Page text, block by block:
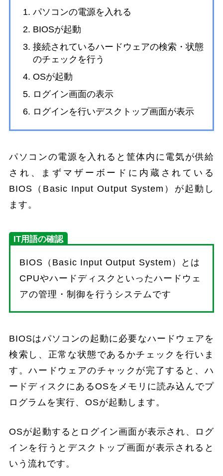
パソコンの電源を入れる
BIOSが起動
接続されているハードウェアの検索・状態
のチェックを行う
OSが起動
ログイン画面の表示
ログインを行いデスクトップ画面が表示
パソコンの電源を入れると筐体内に電気が供給
され、まずマザーボードに内蔵されている
BIOS（Basic Input Output System）が起動し
ます。
IT用語の確認
BIOS（Basic Input Output System）とは
CPUやハードディスクといったハードウェ
アの管理・制御を行うシステムです
BIOSはパソコンの起動に必要なハードウェアを
検索し、正常な状態であるかチェックを行いま
す。ハードウェアのチャックが完了すると、ハ
ードディスクにあるOSをメモリに読み込んでプ
ログラムを実行、OSが起動します。
OSが起動するとログイン画面が表示され、ログ
インを行うとデスクトップ画面が表示されると
いう流れです。